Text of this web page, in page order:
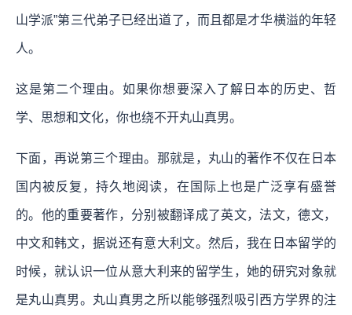
山学派”第三代弟子已经出道了，而且都是才华横溢的年轻
人。
这是第二个理由。如果你想要深入了解日本的历史、哲
学、思想和文化，你也绕不开丸山真男。
下面，再说第三个理由。那就是，丸山的著作不仅在日本
国内被反复，持久地阅读，在国际上也是广泛享有盛誉
的。他的重要著作，分别被翻译成了英文，法文，德文，
中文和韩文，据说还有意大利文。然后，我在日本留学的
时候，就认识一位从意大利来的留学生，她的研究对象就
是丸山真男。丸山真男之所以能够强烈吸引西方学界的注